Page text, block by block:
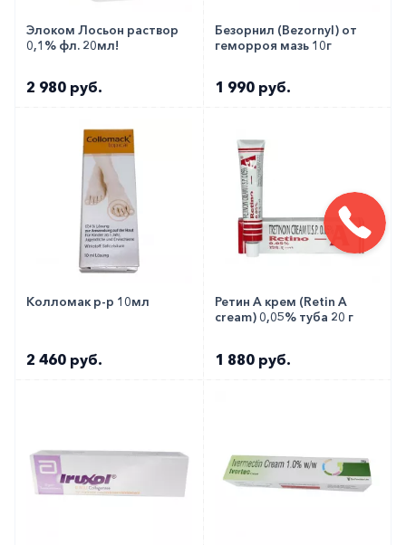
Элоком Лосьон раствор
0,1% фл. 20мл!
2 980 руб.
Безорнил (Bezornyl) от
геморроя мазь 10г
1 990 руб.
Колломак р-р 10мл
2 460 руб.
Ретин А крем (Retin A
cream) 0,05% туба 20 г
1 880 руб.